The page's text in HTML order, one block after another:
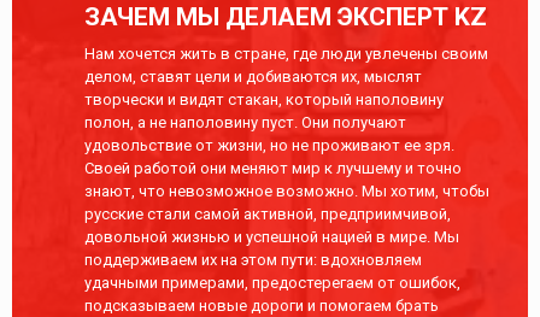
ЗАЧЕМ МЫ ДЕЛАЕМ ЭКСПЕРТ KZ
Нам хочется жить в стране, где люди увлечены своим
делом, ставят цели и добиваются их, мыслят
творчески и видят стакан, который наполовину
полон, а не наполовину пуст. Они получают
удовольствие от жизни, но не проживают ее зря.
Своей работой они меняют мир к лучшему и точно
знают, что невозможное возможно. Мы хотим, чтобы
русские стали самой активной, предприимчивой,
довольной жизнью и успешной нацией в мире. Мы
поддерживаем их на этом пути: вдохновляем
удачными примерами, предостерегаем от ошибок,
подсказываем новые дороги и помогаем брать